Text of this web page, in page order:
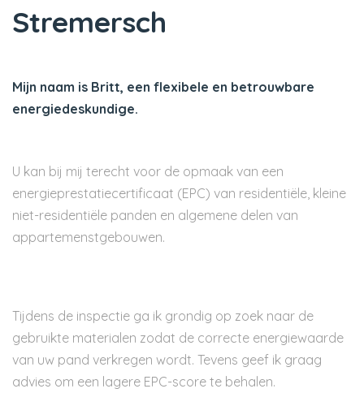
Stremersch
Mijn naam is Britt, een flexibele en betrouwbare
energiedeskundige.
U kan bij mij terecht voor de opmaak van een
energieprestatiecertificaat (EPC) van residentiële, kleine
niet-residentiële panden en algemene delen van
appartemenstgebouwen.
Tijdens de inspectie ga ik grondig op zoek naar de
gebruikte materialen zodat de correcte energiewaarde
van uw pand verkregen wordt. Tevens geef ik graag
advies om een lagere EPC-score te behalen.